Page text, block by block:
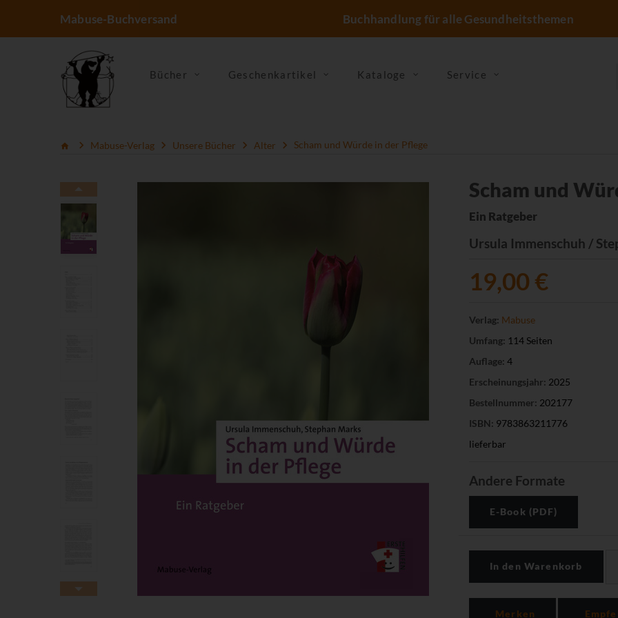
Mabuse-Buchversand Buchhandlung für alle Gesundheitsthemen
Bücher Geschenkartikel Kataloge Service
Mabuse-Verlag Unsere Bücher Alter Scham und Würde in der Pflege
Scham und
Ein Ratgeber
Ursula Immenschuh /
19,00 €
Verlag: Mabuse
Umfang: 114 Seiten
Auflage: 4
Erscheinungsjahr: 2025
Bestellnummer: 202177
ISBN: 9783863211776
lieferbar
Andere Formate
E-Book (PDF)
In den Warenkorb
Merken